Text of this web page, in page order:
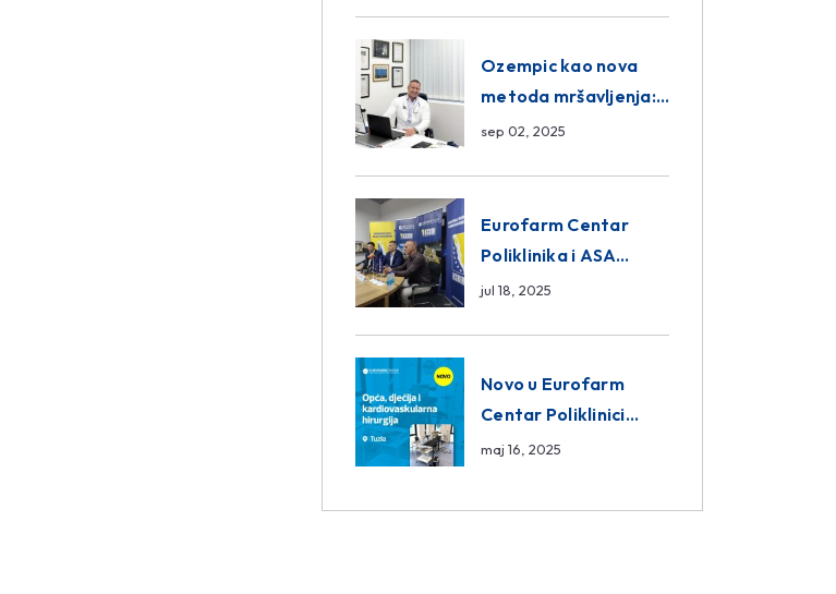
Ozempic kao nova
metoda mršavljenja:
da ili ne?
sep 02, 2025
Eurofarm Centar
Poliklinika i ASA
CENTRAL osiguranje
BiH
jul 18, 2025
Novo u Eurofarm
Centar Poliklinici
Tuzla – opća, dječija i
hirurgija
maj 16, 2025